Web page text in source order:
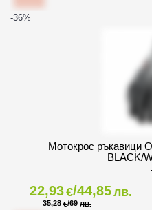
-36%
Мотокрос ръкавици
BLACK/
22,93€/44,85лв.
35,28 €/69 ЛВ.